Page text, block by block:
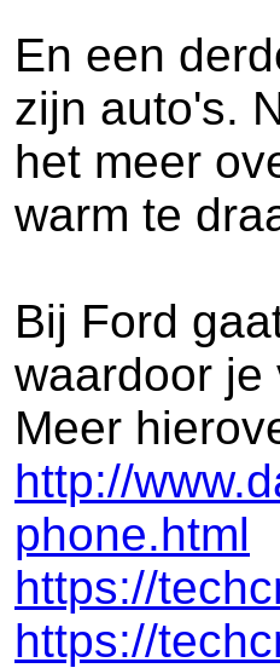
En een
zijn auto's.
het meer
warm te
Bij Ford
waardoor je
Meer
http://
phone.html
https://
https://